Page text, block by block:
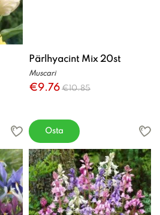
Pärlhyacint Mix 20st
Muscari
€9.76 €10.85
Osta